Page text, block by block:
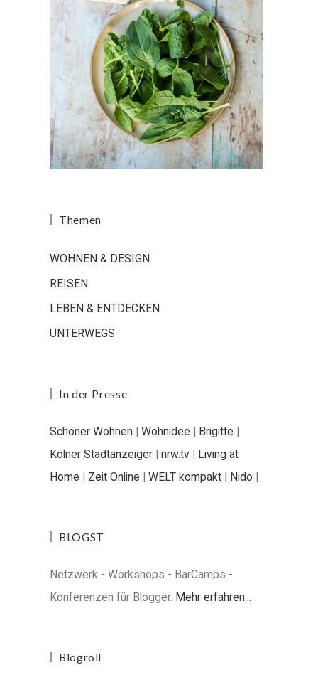
Themen
WOHNEN & DESIGN
REISEN
LEBEN & ENTDECKEN
UNTERWEGS
In der Presse
Schöner Wohnen | Wohnidee | Brigitte |
Kölner Stadtanzeiger | nrw.tv | Living at
Home | Zeit Online | WELT kompakt | Nido |
BLOGST
Netzwerk - Workshops - BarCamps -
Konferenzen für Blogger. Mehr erfahren...
Blogroll